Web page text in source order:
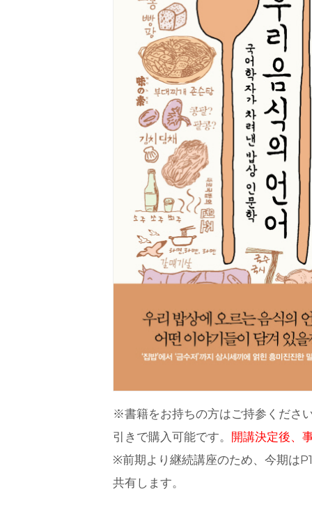
※書籍をお持ちの方はご持参くださ
引きで購入可能です。 開講決定後、
※前期より継続講座のため、今期は
共有します。